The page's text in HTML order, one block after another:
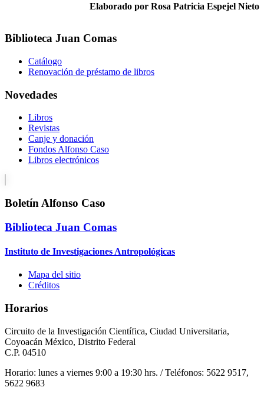
Elaborado por Rosa Patricia Espejel Nieto
Biblioteca Juan Comas
Catálogo
Renovación de préstamo de libros
Novedades
Libros
Revistas
Canje y donación
Fondos Alfonso Caso
Libros electrónicos
Boletín Alfonso Caso
Biblioteca Juan Comas
Instituto de Investigaciones Antropológicas
Mapa del sitio
Créditos
Horarios
Circuito de la Investigación Científica, Ciudad Universitaria,
Coyoacán México, Distrito Federal
C.P. 04510
Horario: lunes a viernes 9:00 a 19:30 hrs. / Teléfonos: 5622 9517,
5622 9683